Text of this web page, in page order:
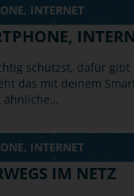
INTERNET
schützst, dafür gibt
das mit deinem
ähnliche…
INTERNET
IM NETZ